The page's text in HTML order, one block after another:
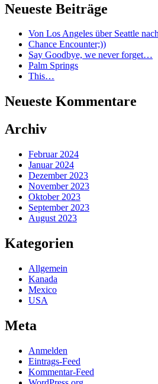
Neueste Beiträge
Von Los Angeles über Seattle
Chance Encounter;))
Say Goodbye, we never forget…
Palm Springs
This…
Neueste Kommentare
Archiv
Februar 2024
Januar 2024
Dezember 2023
November 2023
Oktober 2023
September 2023
August 2023
Kategorien
Allgemein
Kanada
Mexico
USA
Meta
Anmelden
Eintrags-Feed
Kommentar-Feed